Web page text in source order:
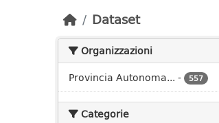
Dataset
Organizzazioni
Provincia Autonoma... - 557
Categorie